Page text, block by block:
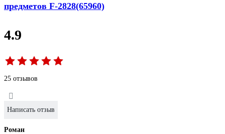
предметов F-2828(65960)
4.9
25 отзывов
Написать отзыв
Роман